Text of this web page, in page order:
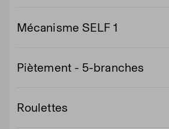
Mécanisme SELF 1
Piètement - 5-branches
Roulettes